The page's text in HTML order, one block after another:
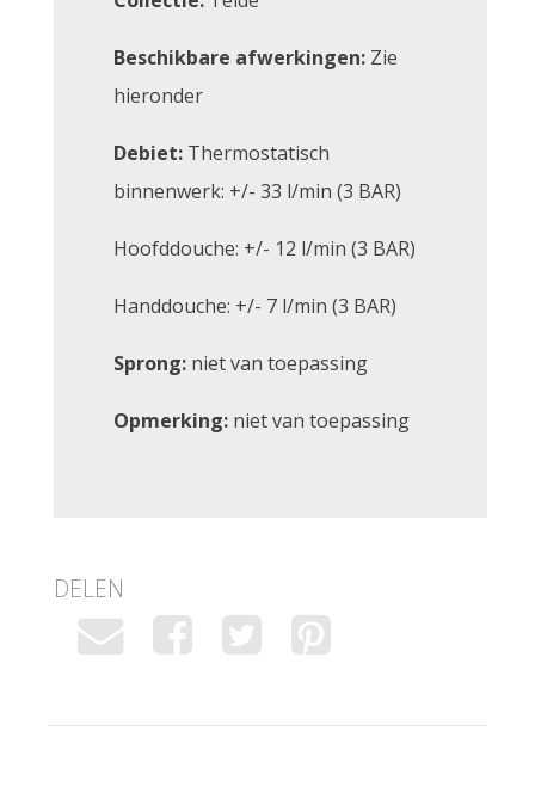
Beschikbare afwerkingen: Zie
hieronder
Debiet: Thermostatisch
binnenwerk: +/- 33 l/min (3 BAR)
Hoofddouche: +/- 12 l/min (3 BAR)
Handdouche: +/- 7 l/min (3 BAR)
Sprong: niet van toepassing
Opmerking: niet van toepassing
DELEN